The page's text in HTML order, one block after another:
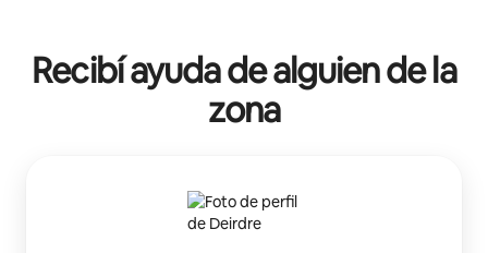
Recibí ayuda de alguien de la
zona